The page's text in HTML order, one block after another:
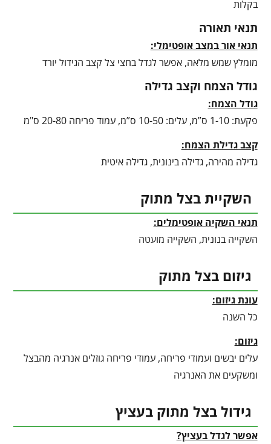
בקלות
תנאי תאורה
תנאי אור במצב אופטימלי:
מומלץ שמש מלאה, אפשר לגדל בחצי צל קצב הגידול יורד
גודל הצמח וקצב גדילה
גודל הצמח:
פקעת: 1-10 ס”מ, עלים: 10-50 ס”מ, עמוד פריחה 20-80 ס"מ
קצב גדילת הצמח:
גדילה מהירה, גדילה בינונית, גדילה איטית
השקיית בצל מתוק
תנאי השקיה אופטימלים:
השקייה בנונית, השקייה מועטה
גיזום בצל מתוק
עונת גיזום:
כל השנה
גיזום:
עלים יבשים ועמודי פריחה, עמודי פריחה גוזלים אנרגיה מהבצל
ומשקעים את האנרגיה
גידול בצל מתוק בעציץ
אפשר לגדל בעציץ?